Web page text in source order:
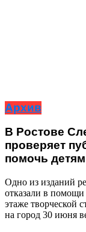
Архив
В Ростове
проверяет
помочь детям
Одно из изданий
отказали в
этаже творческой
на город 30 июня